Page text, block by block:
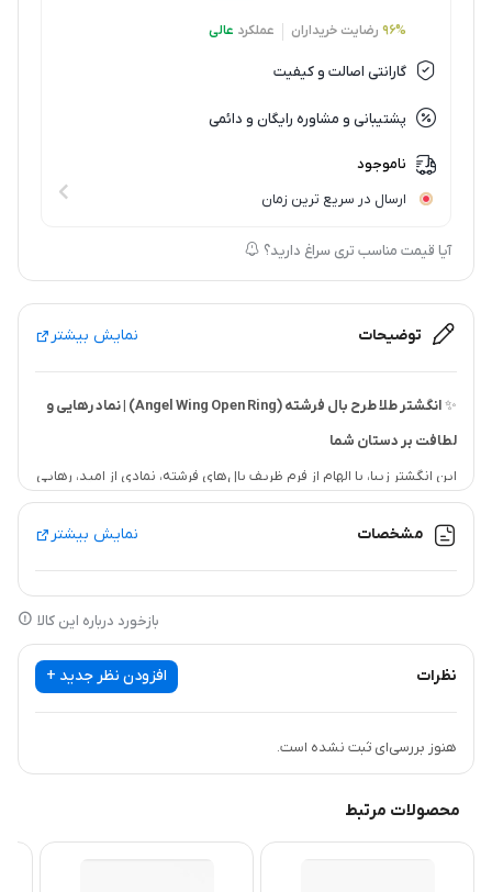
96% رضایت خریداران عملکرد عالی
گارانتی اصالت و کیفیت
پشتیبانی و مشاوره رایگان و دائمی
ناموجود
ارسال در سریع ترین زمان
آیا قیمت مناسب تری سراغ دارید؟
توضیحات نمایش بیشتر
✨
انگشتر طلا طرح بال فرشته (Angel Wing Open Ring) | نماد رهایی و
لطافت بر دستان شما
این انگشتر زیبا، با الهام از فرم ظریف بال‌های فرشته، نمادی از امید، رهایی
حس سبکی و حرکت را تقویت کرده و فرم منحصر به فرد بال‌ها، آن را به یک
ایده‌آل برای استفاده‌ی روزمره و یا به عنوان یک هدیه‌ی احساسی تبدیل
ساخت بالای این محصول است.
مشخصات نمایش بیشتر
بازخورد درباره این کالا
نظرات افزودن نظر جدید +
هنوز بررسی‌ای ثبت نشده است.
محصولات مرتبط